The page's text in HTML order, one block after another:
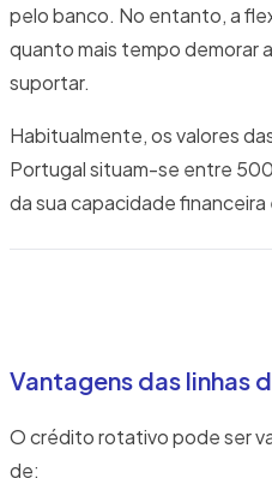
pelo banco. No entanto, a
quanto mais tempo demorar
suportar.
Habitualmente, os valores
Portugal situam-se entre
da sua capacidade
Vantagens das linhas
O crédito rotativo pode ser
de: